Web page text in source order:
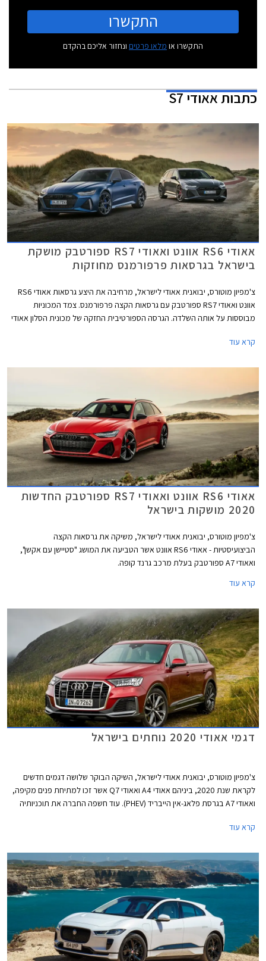
התקשרו
התקשרו או מלאו פרטים ונחזור אליכם בהקדם
כתבותאאודי S7
אאודי RS6 אוונט ואאודי RS7 ספורטבק מושקת
בישראל בגרסאות פרפורמנס מחוזקות
צ'מפיון מוטורס, יבואנית אאודי לישראל, מרחיבה את היצע גרסאות אאודי RS6
אוונט ואאודי RS7 ספורטבק עם גרסאות הקצה פרפורמנס. צמד המכוניות
מבוססות על אותה השלדה. הגרסה הספורטיבית החזקה של מכונית הסלון אאודי
קרא עוד
אאודי RS6 אוונט ואאודי RS7 ספורטבק החדשות
2020 מושקות בישראל
צ'מפיון מוטורס, יבואנית אאודי לישראל, משיקה את גרסאות הקצה
הביצועיסטיות - אאודי RS6 אוונט אשר הטביעה את המושג "סטיישן עם אקשן",
ואאודי A7 ספורטבק בעלת מרכב גרנד קופה.
קרא עוד
דגמי אאודי 2020 נוחתים בישראל
צ'מפיון מוטורס, יבואנית אאודי לישראל, השיקה הבוקר שלושה דגמים חדשים
לקראת שנת 2020, ביניהם אאודי A4 ואאודי Q7 אשר זכו למתיחת פנים מקיפה,
ואאודי A7 בגרסת פלאג-אין הייבריד (PHEV). עוד חשפה החברה את תוכניותיה
קרא עוד